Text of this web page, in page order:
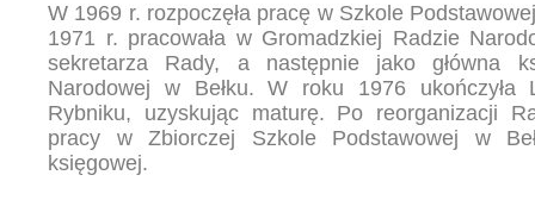
W 1969 r. rozpoczęła pracę w Szkole
1971 r. pracowała w Gromadzkiej Radzie
sekretarza Rady, a następnie jako główna
Narodowej w Bełku. W roku 1976 ukończyła
Rybniku, uzyskując maturę. Po reorganizacji
pracy w Zbiorczej Szkole Podstawowej w
księgowej.